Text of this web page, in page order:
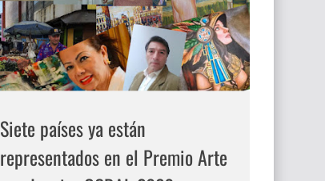
Siete países ya están
representados en el Premio Arte